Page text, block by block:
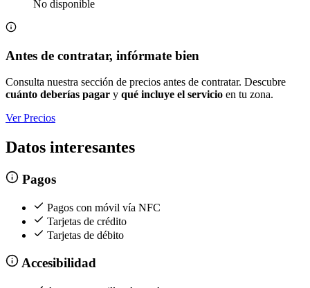
No disponible
Antes de contratar, infórmate bien
Consulta nuestra sección de precios antes de contratar. Descubre
cuánto deberías pagar y qué incluye el servicio en tu zona.
Ver Precios
Datos interesantes
Pagos
Pagos con móvil vía NFC
Tarjetas de crédito
Tarjetas de débito
Accesibilidad